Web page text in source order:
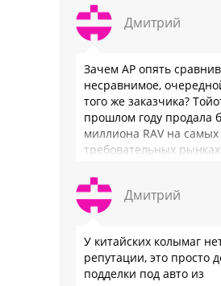
Дмитрий
Зачем АР опять
несравнимое,
того же заказчика?
прошлом году продала
миллиона RAV на самых
требовательных
подтвердив статус …
Дмитрий
У китайских колымаг
репутации, это просто
подделки под авто из